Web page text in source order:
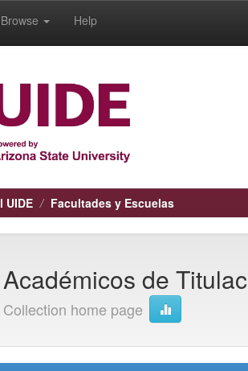
Browse Help
UIDE Facultades y Escuelas
de
Collection home page